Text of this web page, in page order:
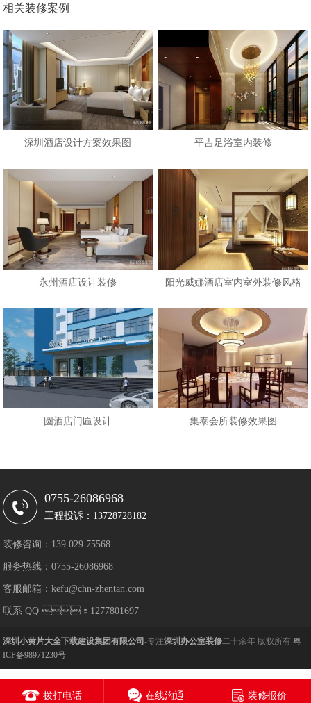
相关装修案例
深圳酒店设计方案效果图 平吉足浴室内装修
永州酒店设计装修 阳光威娜酒店室内室外装修风格
圆酒店门匾设计 集泰会所装修效果图
0755-26086968
工程投诉：13728728182
装修咨询：139 029 75568
服务热线：0755-26086968
客服邮箱：kefu@chn-zhentan.com
联系 QQ ：1277801697
深圳小黄片大全下载建设集团有限公司-专注深圳办公室装修二十余年 版权所有粤
ICP备98971230号
拨打电话 在线沟通 装修报价